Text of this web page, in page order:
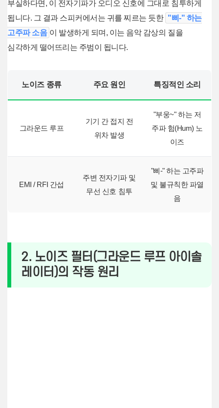
부실하다면, 이 전자기파가 오디오 신호에 그대로 침투하게
됩니다. 그 결과 스피커에서는 귀를 찌르는 듯한 "삐-" 하는
고주파 소음 이 발생하게 되며, 이는 음악 감상의 질을
심각하게 떨어뜨리는 주범이 됩니다.
노이즈 종류 주요 원인 특징적인 소리
그라운드 루프
기기 간 접지 전
위차 발생
"부웅~" 하는 저
주파 험(Hum) 노
이즈
EMI / RFI 간섭
주변 전자기파 및
무선 신호 침투
"삐-" 하는 고주파
및 불규칙한 파열
음
2. 노이즈 필터(그라운드 루프 아이솔
레이터)의 작동 원리